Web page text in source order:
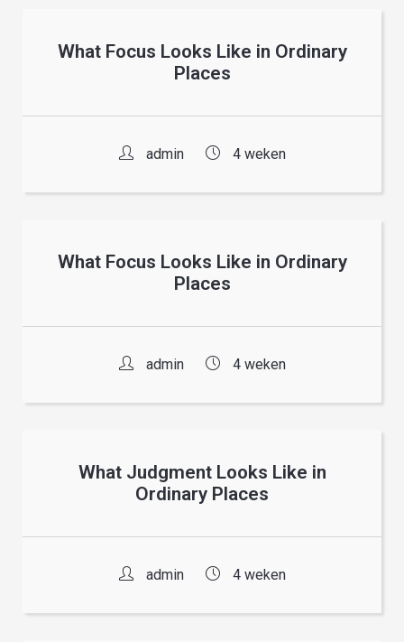
What Focus Looks Like in Ordinary
Places
admin 4 weken
What Focus Looks Like in Ordinary
Places
admin 4 weken
What Judgment Looks Like in
Ordinary Places
admin 4 weken